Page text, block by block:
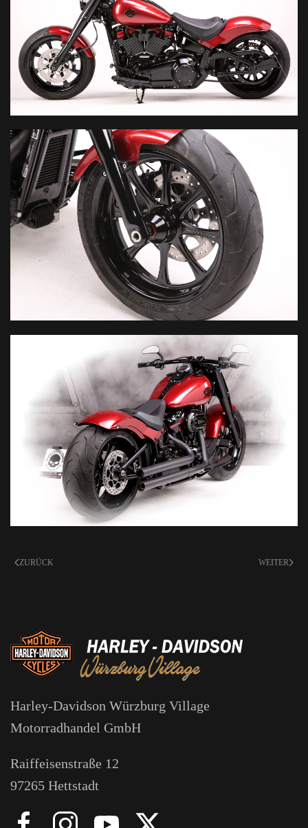
ZURÜCK WEITER
Harley-Davidson Würzburg Village
Motorradhandel GmbH
Raiffeisenstraße 12
97265 Hettstadt